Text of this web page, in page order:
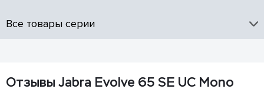
Все товары серии
Отзывы Jabra Evolve 65 SE UC Mono